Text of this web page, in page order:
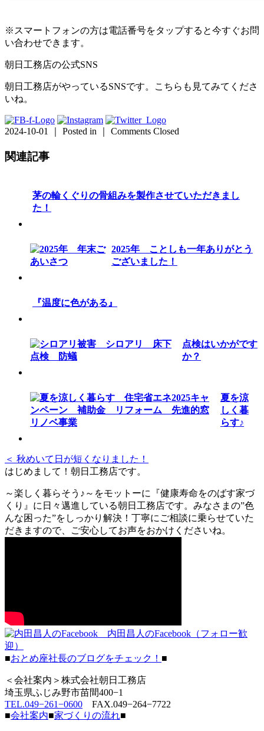
※スマートフォンの方は電話番号をタップすると今すぐお問
い合わせできます。
朝日工務店の公式SNS
朝日工務店がやっているSNSです。こちらも見てみてくださ
いね。
2024-10-01 ｜ Posted in ｜ Comments Closed
関連記事
茅の輪くぐりの骨組みを製作させていただきまし
た！
2025年 ことしも一年ありがとう
ございました！
『温度に色がある』
点検はいかがです
か？
夏を涼
しく暮
らす♪
＜ 秋めいて日が短くなりました！
はじめまして！朝日工務店です。
～楽しく暮らそう♪～をモットーに『健康寿命をのばす家づ
くり』に日々邁進している朝日工務店です。みなさまの”色
んな困った”をしっかり解決！丁寧にご相談に乗らせていた
だきますので、ご安心してお声をおかけくださいね。
内田昌人のFacebook（フォロー歓
迎）
■おとめ座社長のブログをチェック！ ■
＜会社案内＞株式会社朝日工務店
埼玉県ふじみ野市苗間400−1
TEL.049−261−0600 FAX.049−264−7722
■会社案内■家づくりの流れ■